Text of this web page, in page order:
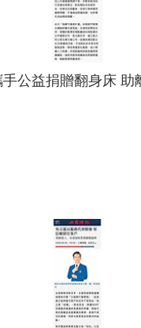
公益捐贈翻身床 助